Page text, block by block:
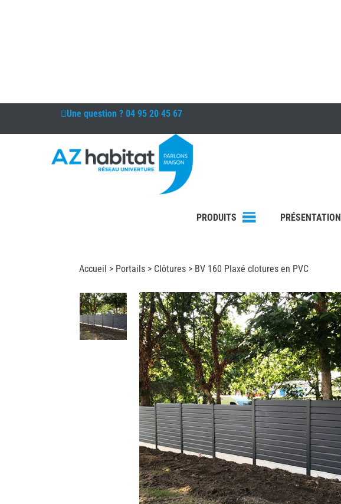
Une question ? 04 95 20 45 67
PRODUITS PRÉSENTATION
Accueil > Portails > Clôtures > BV 160 Plaxé clotures en PVC